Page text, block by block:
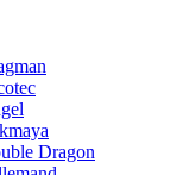
Dragon